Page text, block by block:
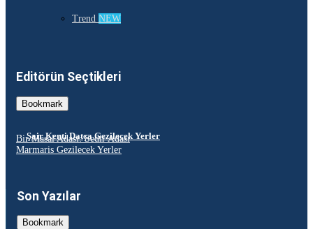
Trend NEW
Editörün Seçtikleri
Bookmark
Şair Kenti Datça Gezilecek Yerler
Bir Masal Adası: Sedir Adası
Marmaris Gezilecek Yerler
Son Yazılar
Bookmark